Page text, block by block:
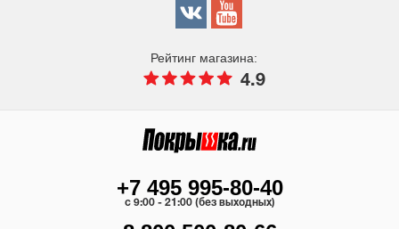
Рейтинг магазина:
4.9
+7 495 995-80-40
c 9:00 - 21:00 (без выходных)